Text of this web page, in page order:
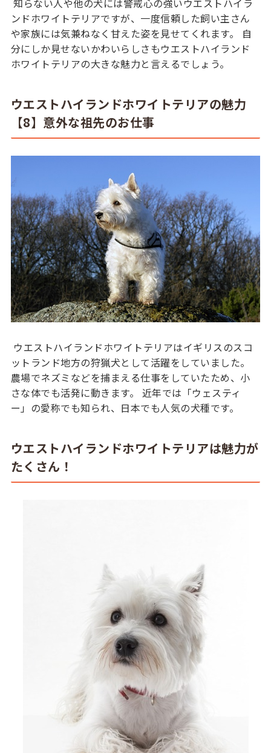
知らない人や他の犬には警戒心の強いウエストハイラ
ンドホワイトテリアですが、一度信頼した飼い主さん
や家族には気兼ねなく甘えた姿を見せてくれます。 自
分にしか見せないかわいらしさもウエストハイランド
ホワイトテリアの大きな魅力と言えるでしょう。
ウエストハイランドホワイトテリアの魅力
【8】意外な祖先のお仕事
ウエストハイランドホワイトテリアはイギリスのスコ
ットランド地方の狩猟犬として活躍をしていました。
農場でネズミなどを捕まえる仕事をしていたため、小
さな体でも活発に動きます。 近年では「ウェスティ
ー」の愛称でも知られ、日本でも人気の犬種です。
ウエストハイランドホワイトテリアは魅力が
たくさん！